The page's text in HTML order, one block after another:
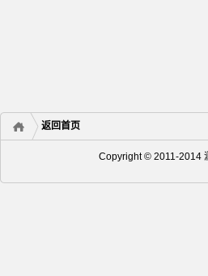
返回首页
Copyright © 2011-2014